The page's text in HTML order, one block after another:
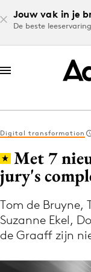
Jouw vak in je
De beste
Log in
Volg het
Digital transformation
Met 7
jury's
Tom de Bruyne,
Suzanne Ekel,
de Graaff zijn